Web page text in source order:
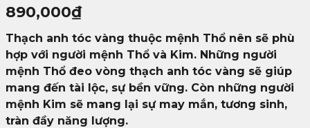
890,000₫
Thạch anh tóc vàng thuộc mệnh Thổ nên sẽ phù
hợp với người mệnh Thổ và Kim. Những người
mệnh Thổ đeo vòng thạch anh tóc vàng sẽ giúp
mang đến tài lộc, sự bền vững. Còn những người
mệnh Kim sẽ mang lại sự may mắn, tương sinh,
tràn đầy năng lượng.